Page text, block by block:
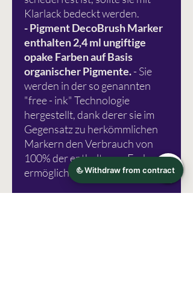
Klarlack bedeckt werden.
- Pigment DecoBrush Marker
enthalten 2,4 ml ungiftige
opake Farben auf Basis
organischer Pigmente.- Sie
werden in der so genannten
"free - ink" Technologie
hergestellt, dank derer sie im
Gegensatz zu herkömmlichen
Markern den Verbrauch von
100% der enthaltenen Farbe
ermöglichen.